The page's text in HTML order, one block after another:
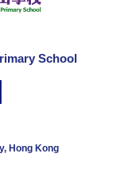
School
Hong Kong